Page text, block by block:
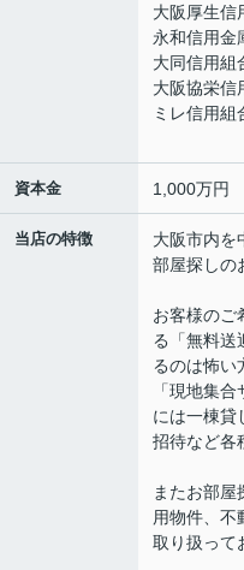
大阪厚生信
永和信用金
大同信用組
大阪協栄信
ミレ信用組
資本金 1,000万円
当店の特徴
大阪市内を
部屋探しの
お客様のご
る「無料送
るのは怖い
「現地集
には一棟貸
招待など各
またお部
用物件、不
取り扱って